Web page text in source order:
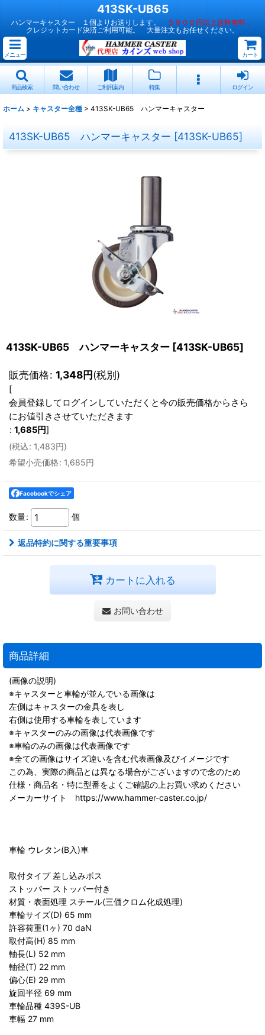
413SK-UB65
ハンマーキャスター １個よりお送りします。
５０００円以上送料無料 。
クレジットカード決済ご利用可能。 大量注文もお任せください。
メニュー カート
商品検索 問い合わせ ご利用案内 特集 ログイン
ホーム > キャスター全種 > 413SK-UB65 ハンマーキャスター
413SK-UB65 ハンマーキャスター [413SK-UB65]
413SK-UB65 ハンマーキャスター [413SK-UB65]
販売価格: 1,348円(税別)
[
会員登録してログインしていただくと今の販売価格からさら
にお値引きさせていただきます
: 1,685円]
(税込: 1,483円)
希望小売価格: 1,685円
Facebookでシェア
数量: 個
返品特約に関する重要事項
カートに入れる
お問い合わせ
商品詳細
(画像の説明)
※キャスターと車輪が並んでいる画像は
左側はキャスターの金具を表し
右側は使用する車輪を表しています
※キャスターのみの画像は代表画像です
※車輪のみの画像は代表画像です
※全ての画像はサイズ違いを含む代表画像及びイメージです
この為、実際の商品とは異なる場合がございますので念のため
仕様・商品名・特に型番をよくご確認の上お買い求めください
メーカーサイト https://www.hammer-caster.co.jp/
車輪 ウレタン(B入)車
取付タイプ 差し込みボス
ストッパー ストッパー付き
材質・表面処理 スチール(三価クロム化成処理)
車輪サイズ(D) 65 mm
許容荷重(1ヶ) 70 daN
取付高(H) 85 mm
軸長(L) 52 mm
軸径(T) 22 mm
偏心(E) 29 mm
旋回半径 69 mm
車輪品種 439S-UB
車幅 27 mm